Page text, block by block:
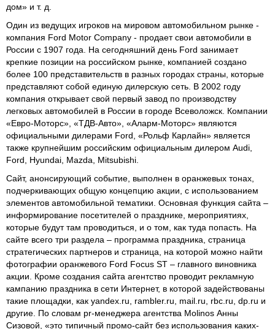
дом» и т. д.
Один из ведущих игроков на мировом автомобильном рынке -
компания Ford Motor Company - продает свои автомобили в
России с 1907 года. На сегодняшний день Ford занимает
крепкие позиции на российском рынке, компанией создано
более 100 представительств в разных городах страны, которые
представляют собой единую дилерскую сеть. В 2002 году
компания открывает свой первый завод по производству
легковых автомобилей в России в городе Всеволожск. Компании
«Евро-Моторс», «ТДВ-Авто», «Аларм-Моторс» являются
официальными дилерами Ford, «Рольф Карлайн» является
также крупнейшим российским официальным дилером Audi,
Ford, Hyundai, Mazda, Mitsubishi.
Сайт, анонсирующий событие, выполнен в оранжевых тонах,
подчеркивающих общую концепцию акции, с использованием
элементов автомобильной тематики. Основная функция сайта –
информирование посетителей о празднике, мероприятиях,
которые будут там проводиться, и о том, как туда попасть. На
сайте всего три раздела – программа праздника, страница
стратегических партнеров и страница, на которой можно найти
фотографии оранжевого Ford Focus ST – главного виновника
акции. Кроме создания сайта агентство проводит рекламную
кампанию праздника в сети Интернет, в которой задействованы
такие площадки, как yandex.ru, rambler.ru, mail.ru, rbc.ru, dp.ru и
другие. По словам pr-менеджера агентства Molinos Анны
Сизовой, «это типичный промо-сайт без использования каких-